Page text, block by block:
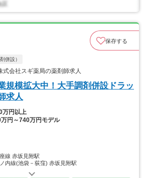
保存する
併設）
会社スギ薬局の薬剤師求人
規模拡大中！大手調剤併設ドラッ
求人
万円以上
万円～740万円モデル
線 赤坂見附駅
内線(池袋－荻窪) 赤坂見附駅